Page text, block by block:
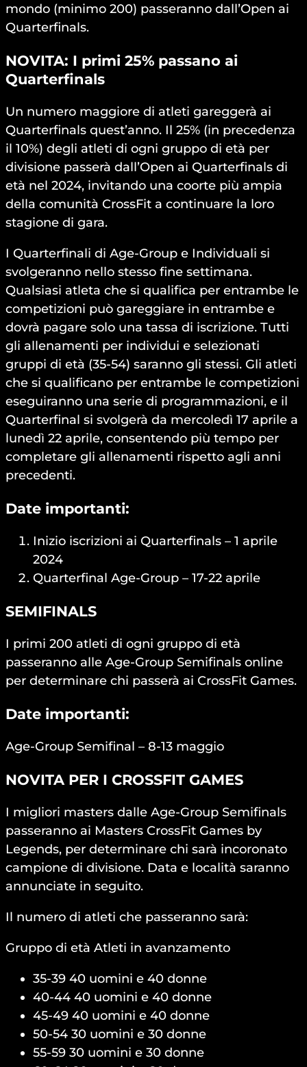
mondo (minimo 200) passeranno dall’Open ai
Quarterfinals.
NOVITA: I primi 25% passano ai
Quarterfinals
Un numero maggiore di atleti gareggerà ai
Quarterfinals quest’anno. Il 25% (in precedenza
il 10%) degli atleti di ogni gruppo di età per
divisione passerà dall’Open ai Quarterfinals di
età nel 2024, invitando una coorte più ampia
della comunità CrossFit a continuare la loro
stagione di gara.
I Quarterfinali di Age-Group e Individuali si
svolgeranno nello stesso fine settimana.
Qualsiasi atleta che si qualifica per entrambe le
competizioni può gareggiare in entrambe e
dovrà pagare solo una tassa di iscrizione. Tutti
gli allenamenti per individui e selezionati
gruppi di età (35-54) saranno gli stessi. Gli atleti
che si qualificano per entrambe le competizioni
eseguiranno una serie di programmazioni, e il
Quarterfinal si svolgerà da mercoledì 17 aprile a
lunedì 22 aprile, consentendo più tempo per
completare gli allenamenti rispetto agli anni
precedenti.
Date importanti:
Inizio iscrizioni ai Quarterfinals – 1 aprile
2024
Quarterfinal Age-Group – 17-22 aprile
SEMIFINALS
I primi 200 atleti di ogni gruppo di età
passeranno alle Age-Group Semifinals online
per determinare chi passerà ai CrossFit Games.
Date importanti:
Age-Group Semifinal – 8-13 maggio
NOVITA PER I CROSSFIT GAMES
I migliori masters dalle Age-Group Semifinals
passeranno ai Masters CrossFit Games by
Legends, per determinare chi sarà incoronato
campione di divisione. Data e località saranno
annunciate in seguito.
Il numero di atleti che passeranno sarà:
Gruppo di età Atleti in avanzamento
35-39 40 uomini e 40 donne
40-44 40 uomini e 40 donne
45-49 40 uomini e 40 donne
50-54 30 uomini e 30 donne
55-59 30 uomini e 30 donne